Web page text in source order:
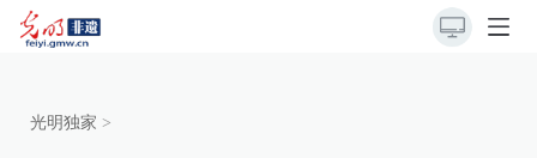
光明独家 >